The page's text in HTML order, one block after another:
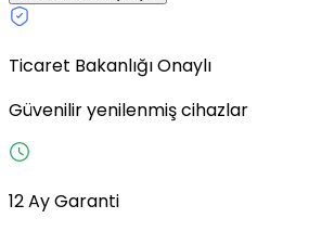
Ticaret Bakanlığı Onaylı
Güvenilir yenilenmiş cihazlar
12 Ay Garanti